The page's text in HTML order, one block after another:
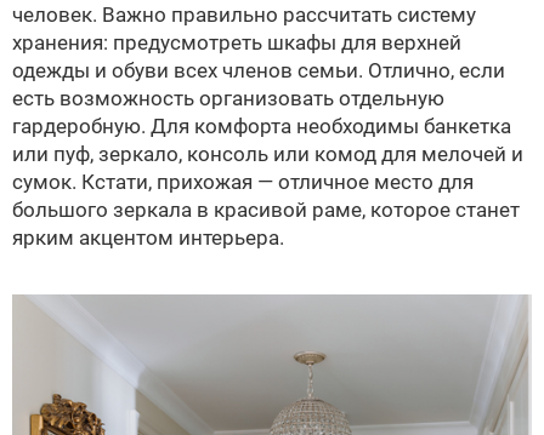
человек. Важно правильно рассчитать систему
хранения: предусмотреть шкафы для верхней
одежды и обуви всех членов семьи. Отлично, если
есть возможность организовать отдельную
гардеробную. Для комфорта необходимы банкетка
или пуф, зеркало, консоль или комод для мелочей и
сумок. Кстати, прихожая — отличное место для
большого зеркала в красивой раме, которое станет
ярким акцентом интерьера.